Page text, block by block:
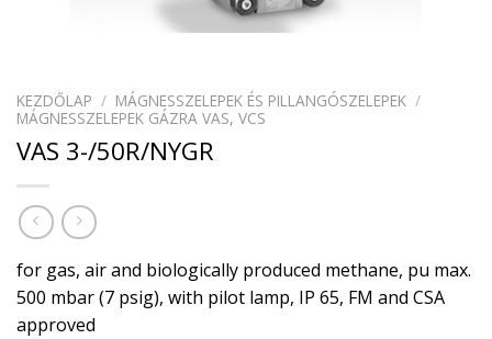
KEZDŐLAP / MÁGNESSZELEPEK ÉS PILLANGÓSZELEPEK /
MÁGNESSZELEPEK GÁZRA VAS, VCS
VAS 3-/50R/NYGR
for gas, air and biologically produced methane, pu max.
500 mbar (7 psig), with pilot lamp, IP 65, FM and CSA
approved